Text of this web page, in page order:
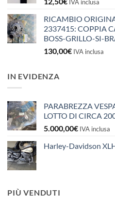
IVA inclusa
RICAMBIO
2337415: COPPIA
BOSS-GRILLO-SI-
130,00€ IVA inclusa
IN EVIDENZA
PARABREZZA
LOTTO DI CIRCA
5.000,00€ IVA inclusa
Harley-Davidson
PIÙ VENDUTI